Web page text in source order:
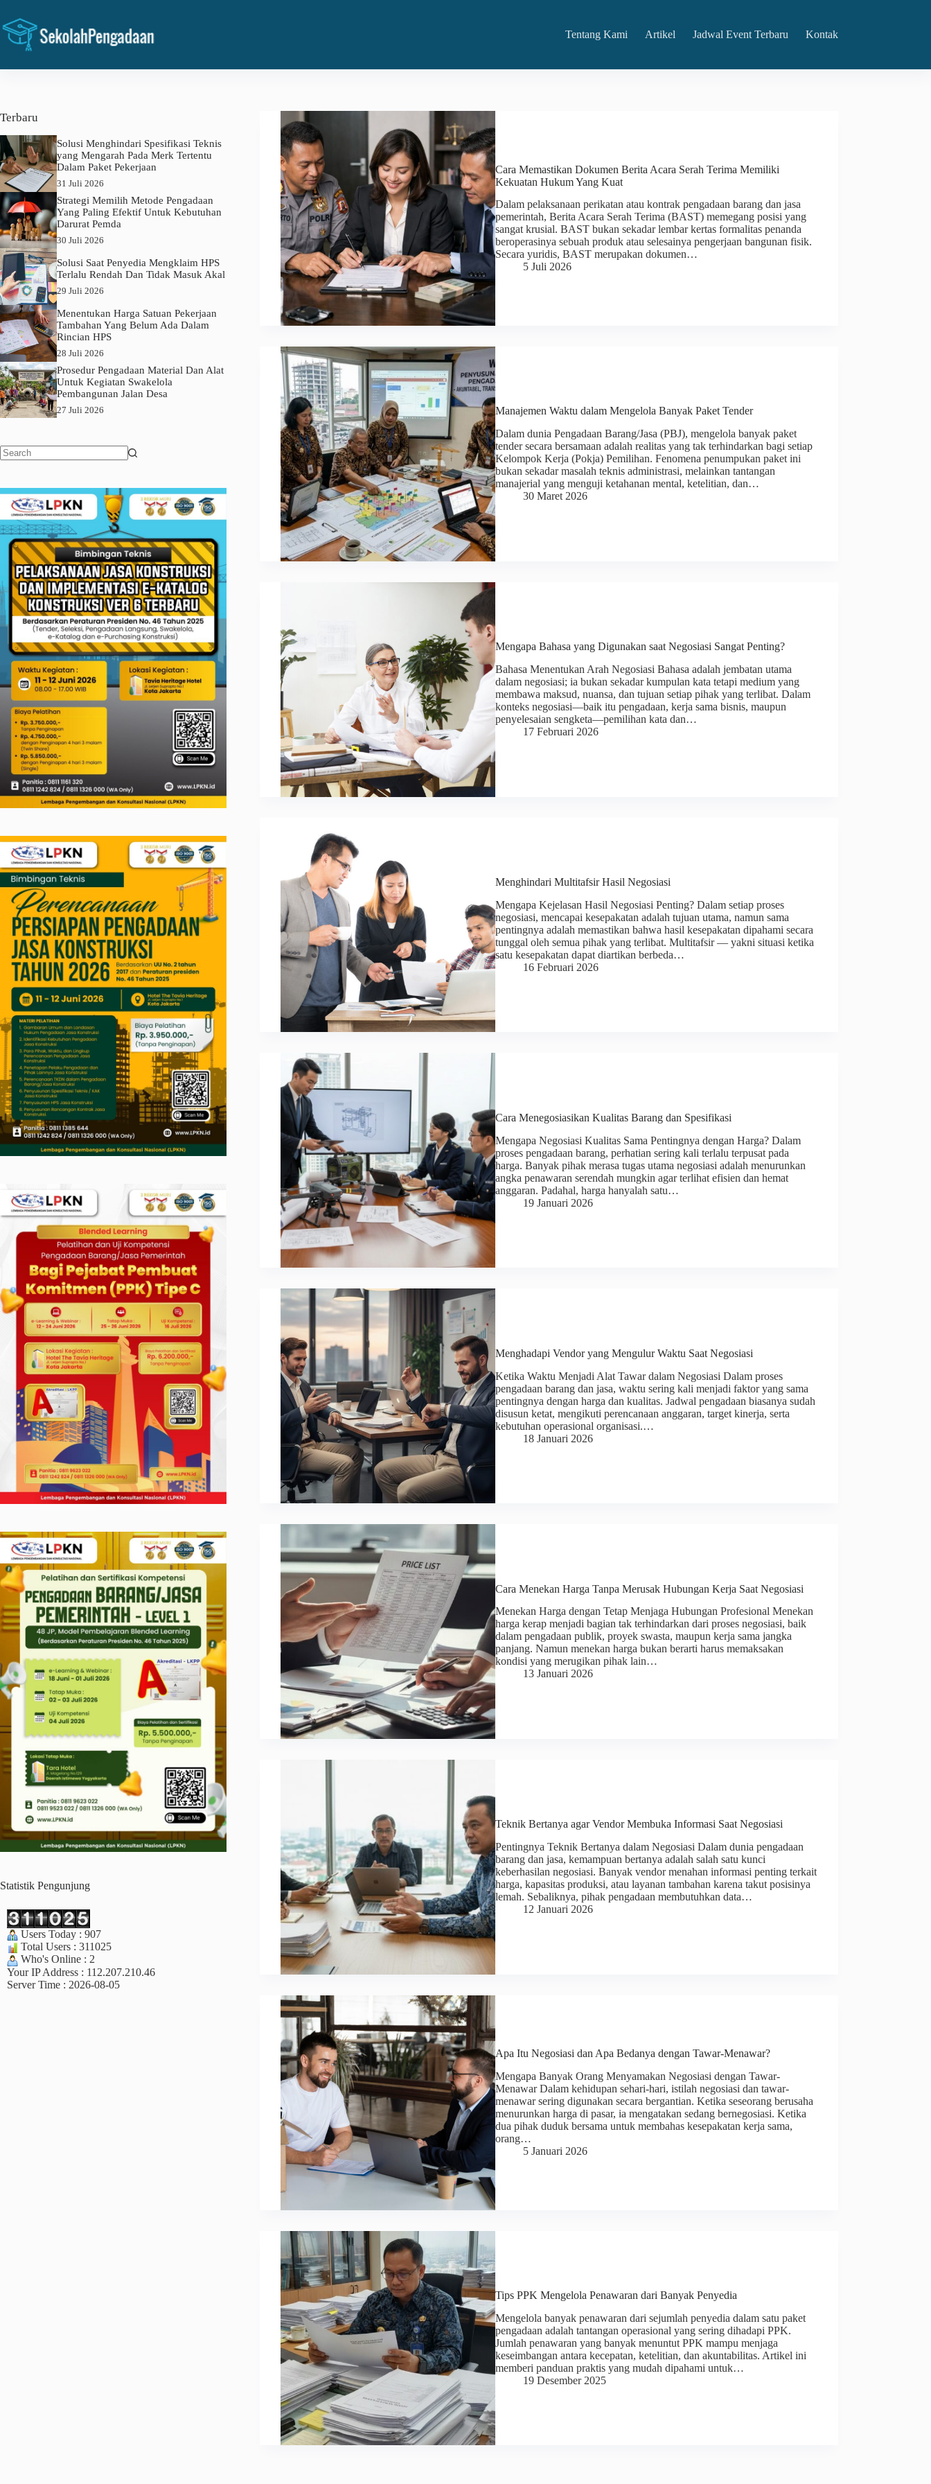
content
Tentang Kami Artikel Jadwal Event Terbaru Kontak
Cara Memastikan Dokumen Berita Acara Serah Terima Memiliki
Kekuatan Hukum Yang Kuat
Dalam pelaksanaan perikatan atau kontrak pengadaan barang dan jasa
pemerintah, Berita Acara Serah Terima (BAST) memegang posisi yang
sangat krusial. BAST bukan sekadar lembar kertas formalitas penanda
beroperasinya sebuah produk atau selesainya pengerjaan bangunan fisik.
Secara yuridis, BAST merupakan dokumen…
5 Juli 2026
Manajemen Waktu dalam Mengelola Banyak Paket Tender
Dalam dunia Pengadaan Barang/Jasa (PBJ), mengelola banyak paket
tender secara bersamaan adalah realitas yang tak terhindarkan bagi setiap
Kelompok Kerja (Pokja) Pemilihan. Fenomena penumpukan paket ini
bukan sekadar masalah teknis administrasi, melainkan tantangan
manajerial yang menguji ketahanan mental, ketelitian, dan…
30 Maret 2026
Mengapa Bahasa yang Digunakan saat Negosiasi Sangat Penting?
Bahasa Menentukan Arah Negosiasi Bahasa adalah jembatan utama
dalam negosiasi; ia bukan sekadar kumpulan kata tetapi medium yang
membawa maksud, nuansa, dan tujuan setiap pihak yang terlibat. Dalam
konteks negosiasi—baik itu pengadaan, kerja sama bisnis, maupun
penyelesaian sengketa—pemilihan kata dan…
17 Februari 2026
Menghindari Multitafsir Hasil Negosiasi
Mengapa Kejelasan Hasil Negosiasi Penting? Dalam setiap proses
negosiasi, mencapai kesepakatan adalah tujuan utama, namun sama
pentingnya adalah memastikan bahwa hasil kesepakatan dipahami secara
tunggal oleh semua pihak yang terlibat. Multitafsir — yakni situasi ketika
satu kesepakatan dapat diartikan berbeda…
16 Februari 2026
Cara Menegosiasikan Kualitas Barang dan Spesifikasi
Mengapa Negosiasi Kualitas Sama Pentingnya dengan Harga? Dalam
proses pengadaan barang, perhatian sering kali terlalu terpusat pada
harga. Banyak pihak merasa tugas utama negosiasi adalah menurunkan
angka penawaran serendah mungkin agar terlihat efisien dan hemat
anggaran. Padahal, harga hanyalah satu…
19 Januari 2026
Menghadapi Vendor yang Mengulur Waktu Saat Negosiasi
Ketika Waktu Menjadi Alat Tawar dalam Negosiasi Dalam proses
pengadaan barang dan jasa, waktu sering kali menjadi faktor yang sama
pentingnya dengan harga dan kualitas. Jadwal pengadaan biasanya sudah
disusun ketat, mengikuti perencanaan anggaran, target kinerja, serta
kebutuhan operasional organisasi.…
18 Januari 2026
Cara Menekan Harga Tanpa Merusak Hubungan Kerja Saat Negosiasi
Menekan Harga dengan Tetap Menjaga Hubungan Profesional Menekan
harga kerap menjadi bagian tak terhindarkan dari proses negosiasi, baik
dalam pengadaan publik, proyek swasta, maupun kerja sama jangka
panjang. Namun menekan harga bukan berarti harus memaksakan
kondisi yang merugikan pihak lain…
13 Januari 2026
Teknik Bertanya agar Vendor Membuka Informasi Saat Negosiasi
Pentingnya Teknik Bertanya dalam Negosiasi Dalam dunia pengadaan
barang dan jasa, kemampuan bertanya adalah salah satu kunci
keberhasilan negosiasi. Banyak vendor menahan informasi penting terkait
harga, kapasitas produksi, atau layanan tambahan karena takut posisinya
lemah. Sebaliknya, pihak pengadaan membutuhkan data…
12 Januari 2026
Apa Itu Negosiasi dan Apa Bedanya dengan Tawar-Menawar?
Mengapa Banyak Orang Menyamakan Negosiasi dengan Tawar-
Menawar Dalam kehidupan sehari-hari, istilah negosiasi dan tawar-
menawar sering digunakan secara bergantian. Ketika seseorang berusaha
menurunkan harga di pasar, ia mengatakan sedang bernegosiasi. Ketika
dua pihak duduk bersama untuk membahas kesepakatan kerja sama,
orang…
5 Januari 2026
Tips PPK Mengelola Penawaran dari Banyak Penyedia
Mengelola banyak penawaran dari sejumlah penyedia dalam satu paket
pengadaan adalah tantangan operasional yang sering dihadapi PPK.
Jumlah penawaran yang banyak menuntut PPK mampu menjaga
keseimbangan antara kecepatan, ketelitian, dan akuntabilitas. Artikel ini
memberi panduan praktis yang mudah dipahami untuk…
19 Desember 2025
Terbaru
Solusi Menghindari Spesifikasi Teknis
yang Mengarah Pada Merk Tertentu
Dalam Paket Pekerjaan
31 Juli 2026
Strategi Memilih Metode Pengadaan
Yang Paling Efektif Untuk Kebutuhan
Darurat Pemda
30 Juli 2026
Solusi Saat Penyedia Mengklaim HPS
Terlalu Rendah Dan Tidak Masuk Akal
29 Juli 2026
Menentukan Harga Satuan Pekerjaan
Tambahan Yang Belum Ada Dalam
Rincian HPS
28 Juli 2026
Prosedur Pengadaan Material Dan Alat
Untuk Kegiatan Swakelola
Pembangunan Jalan Desa
27 Juli 2026
Statistik Pengunjung
Users Today : 907
Total Users : 311025
Who's Online : 2
Your IP Address : 112.207.210.46
Server Time : 2026-08-05